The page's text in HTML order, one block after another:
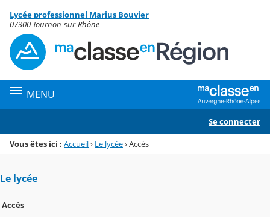
Menu de la rubrique
Contenu
Lycée professionnel Marius Bouvier
07300 Tournon-sur-Rhône
MENU
Se connecter
Vous êtes ici : Accueil› Le lycée›Accès
Le lycée
Accès